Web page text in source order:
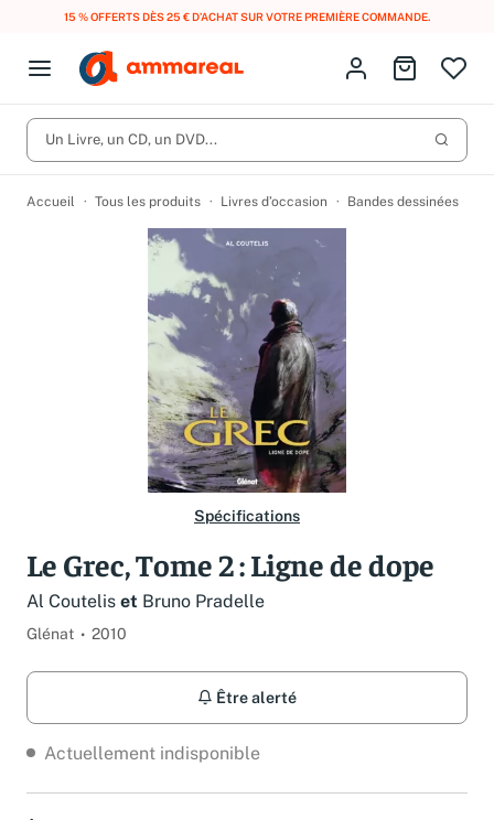
15 % OFFERTS DÈS 25 € D’ACHAT SUR VOTRE PREMIÈRE COMMANDE.
Open menu
Fermer le menu
CD d'occasion
DVD d'occasion
Vinyles d'occasion
Meilleures ventes
Nos engagements
Lancer
Vous n'avez pas trouvé l'article que vous cherchiez ?
Activez les notifications dans votre compte pour être alerté dès
qu'il est en stock.
Créer une alerte
Identifiez-vous
Aller au
Un Livre, un CD, un DVD...
Accueil Tous les produits Livres d’occasion Bandes dessinées
Spécifications
Le Grec, Tome 2 : Ligne de dope
Al Coutelis et Bruno Pradelle
Glénat 2010
Être alerté
Actuellement indisponible